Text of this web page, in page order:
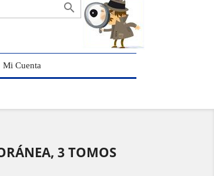

Mi Cuenta
3 TOMOS